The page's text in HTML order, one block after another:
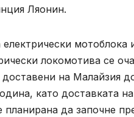
Ляонин.
мотоблока
локомотива се
на Малайзия
като доставката
планирана да започне